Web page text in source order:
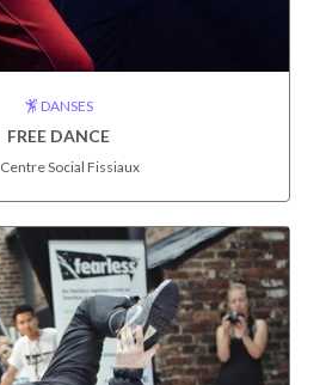
DANSES
FREE DANCE
Centre Social Fissiaux